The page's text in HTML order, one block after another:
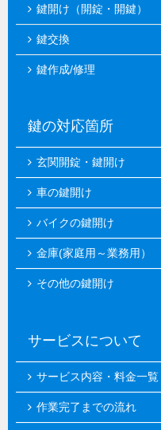
鍵開け（開錠・開鍵）
鍵交換
鍵作成/修理
鍵の対応箇所
玄関開錠・鍵開け
車の鍵開け
バイクの鍵開け
金庫(家庭用～業務用）
その他の鍵開け
サービスについて
サービス内容・料金一覧
作業完了までの流れ